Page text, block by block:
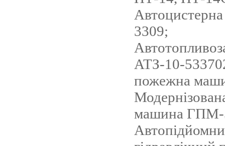
3309;
АТЗ-10-
пожежна
машина ГПМ-